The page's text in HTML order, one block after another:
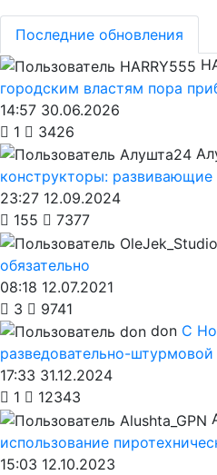
Последние обновления
городским властям пора
14:57 30.06.2026
1
3426
конструкторы:
23:27 12.09.2024
155
7377
обязательно
08:18 12.07.2021
3
9741
don С
разведовательно-
17:33 31.12.2024
1
12343
использование
15:03 12.10.2023